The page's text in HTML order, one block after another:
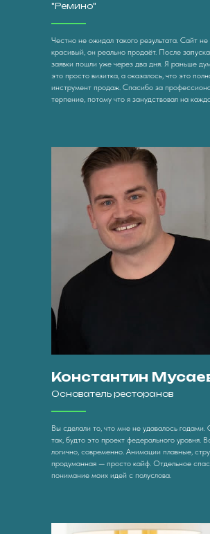
"Ремино"
Честно не ожидал такого результата. Сайт
красивый, он реально продаёт. После
заявки пошли уже через два дня. Я раньше
это просто визитка, а оказалось, что это
инструмент продаж. Спасибо за
терпение, потому что я занудствовал на
Константин
Основатель ресторанов
Вы сделали то, что мне не удавалось годами.
так, будто это проект федерального уровня.
логично, современно. Анимации плавные,
продуманная — просто кайф. Отдельное
понимание моих идей с полуслова.